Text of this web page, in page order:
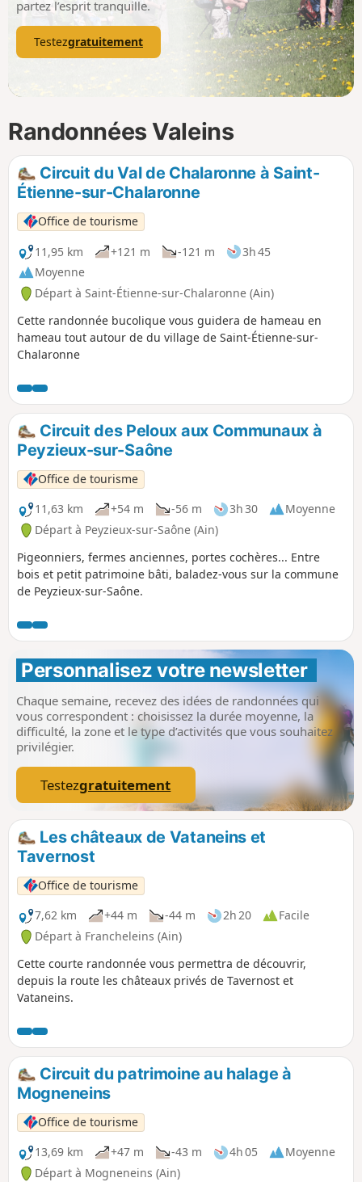
partez l’esprit tranquille.
Testezgratuitement
Randonnées Valeins
Circuit du Val de Chalaronne à Saint-
Étienne-sur-Chalaronne
Office de tourisme
11,95 km
+121 m -121 m
3h 45
Moyenne
Départ à Saint-Étienne-sur-Chalaronne (Ain)
Cette randonnée bucolique vous guidera de hameau en
hameau tout autour de du village de Saint-Étienne-sur-
Chalaronne
Circuit des Peloux aux Communaux à
Peyzieux-sur-Saône
Office de tourisme
11,63 km
+54 m -56 m 3h 30
Moyenne
Départ à Peyzieux-sur-Saône (Ain)
Pigeonniers, fermes anciennes, portes cochères... Entre
bois et petit patrimoine bâti, baladez-vous sur la commune
de Peyzieux-sur-Saône.
Personnalisez votre newsletter
Chaque semaine, recevez des idées de randonnées qui
vous correspondent : choisissez la durée moyenne, la
difficulté, la zone et le type d’activités que vous souhaitez
privilégier.
Testezgratuitement
Les châteaux de Vataneins et
Tavernost
Office de tourisme
7,62 km
+44 m -44 m 2h 20
Facile
Départ à Francheleins (Ain)
Cette courte randonnée vous permettra de découvrir,
depuis la route les châteaux privés de Tavernost et
Vataneins.
Circuit du patrimoine au halage à
Mogneneins
Office de tourisme
13,69 km
+47 m -43 m 4h 05
Moyenne
Départ à Mogneneins (Ain)